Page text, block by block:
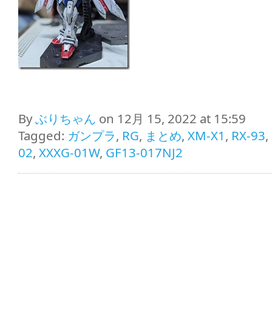
Byぶりちゃん on 12月 15, 2022 at 15:59
Tagged: ガンプラ, RG, まとめ, XM-X1, RX-93,
02, XXXG-01W, GF13-017NJ2